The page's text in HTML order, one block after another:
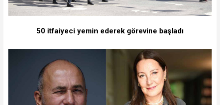
50 itfaiyeci yemin ederek görevine başladı